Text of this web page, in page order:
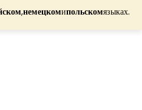
,немецкомипольскомязыках.